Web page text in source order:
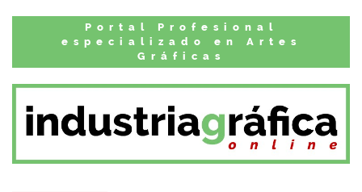
Portal Profesional
especializado en Artes
Gráficas